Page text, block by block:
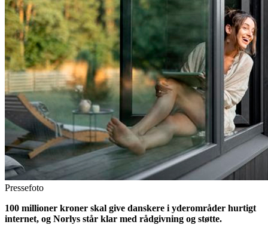
Pressefoto
100 millioner kroner skal give danskere i yderområder hurtigt
internet, og Norlys står klar med rådgivning og støtte.